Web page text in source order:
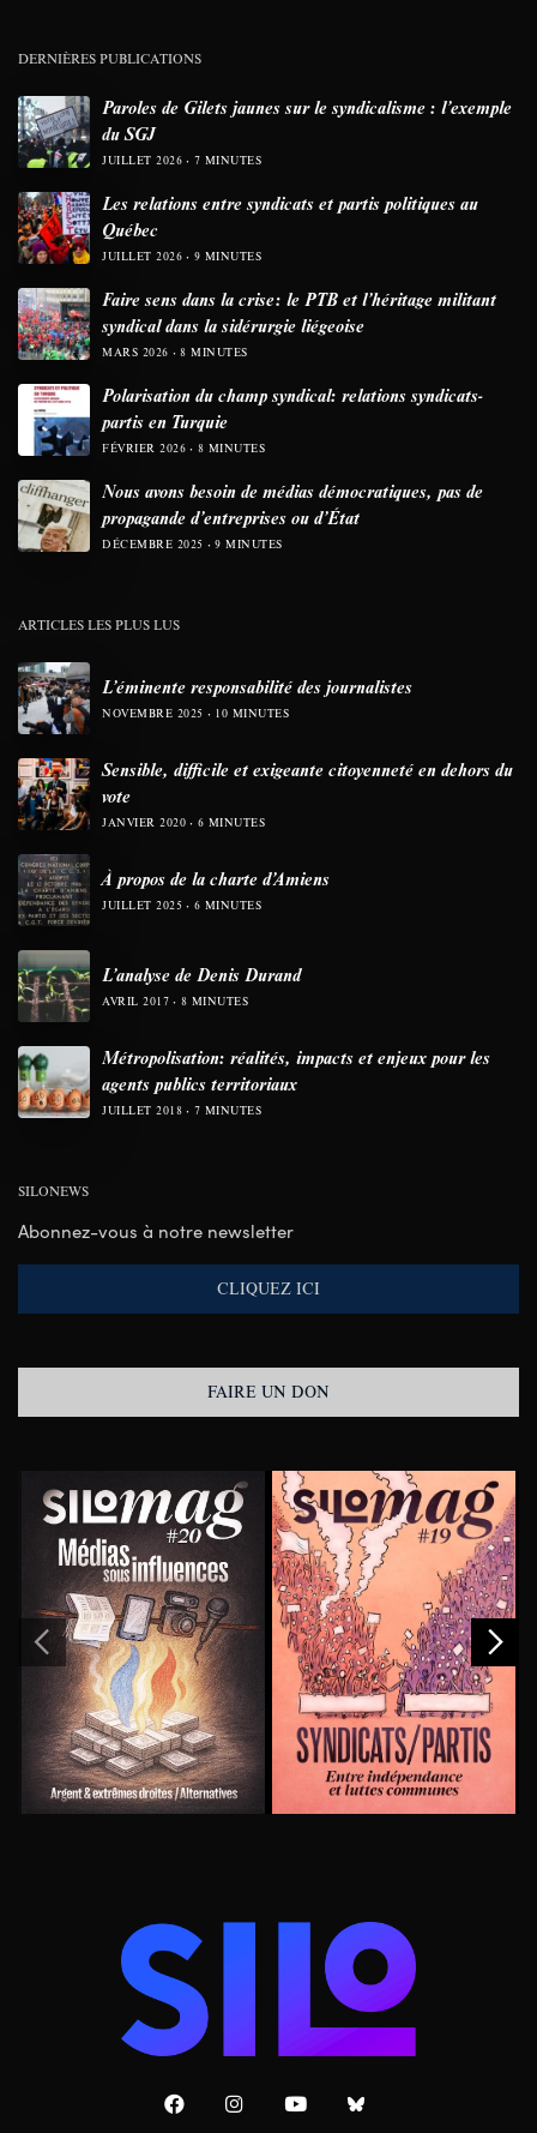
DERNIÈRES PUBLICATIONS
Paroles de Gilets jaunes sur le syndicalisme : l’exemple
du SGJ
JUILLET 2026 7 MINUTES
Les relations entre syndicats et partis politiques au
Québec
JUILLET 2026 9 MINUTES
Faire sens dans la crise: le PTB et l’héritage militant
syndical dans la sidérurgie liégeoise
MARS 2026 8 MINUTES
Polarisation du champ syndical: relations syndicats-
partis en Turquie
FÉVRIER 2026 8 MINUTES
Nous avons besoin de médias démocratiques, pas de
propagande d’entreprises ou d’État
DÉCEMBRE 2025 9 MINUTES
ARTICLES LES PLUS LUS
L’éminente responsabilité des journalistes
NOVEMBRE 2025 10 MINUTES
Sensible, difficile et exigeante citoyenneté en dehors du
vote
JANVIER 2020 6 MINUTES
À propos de la charte d’Amiens
JUILLET 2025 6 MINUTES
L’analyse de Denis Durand
AVRIL 2017 8 MINUTES
Métropolisation: réalités, impacts et enjeux pour les
agents publics territoriaux
JUILLET 2018 7 MINUTES
SILONEWS
Abonnez-vous à notre newsletter
CLIQUEZ ICI
FAIRE UN DON